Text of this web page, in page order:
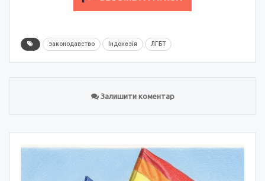
законодавство Індонезія ЛГБТ
Залишити коментар